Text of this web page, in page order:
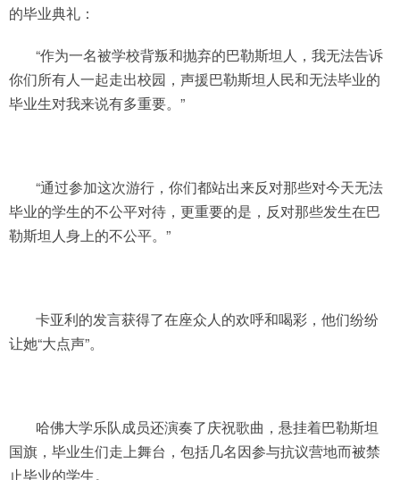
的毕业典礼：
“作为一名被学校背叛和抛弃的巴勒斯坦人，我无法告诉
你们所有人一起走出校园，声援巴勒斯坦人民和无法毕业的
毕业生对我来说有多重要。”
“通过参加这次游行，你们都站出来反对那些对今天无法
毕业的学生的不公平对待，更重要的是，反对那些发生在巴
勒斯坦人身上的不公平。”
卡亚利的发言获得了在座众人的欢呼和喝彩，他们纷纷
让她“大点声”。
哈佛大学乐队成员还演奏了庆祝歌曲，悬挂着巴勒斯坦
国旗，毕业生们走上舞台，包括几名因参与抗议营地而被禁
止毕业的学生。